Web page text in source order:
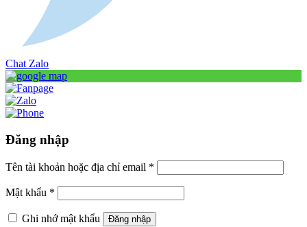
Chat Zalo
Đăng nhập
Tên tài khoản hoặc địa chỉ email *
Mật khẩu *
Ghi nhớ mật khẩu Đăng nhập